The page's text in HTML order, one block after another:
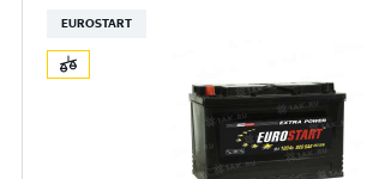
EUROSTART